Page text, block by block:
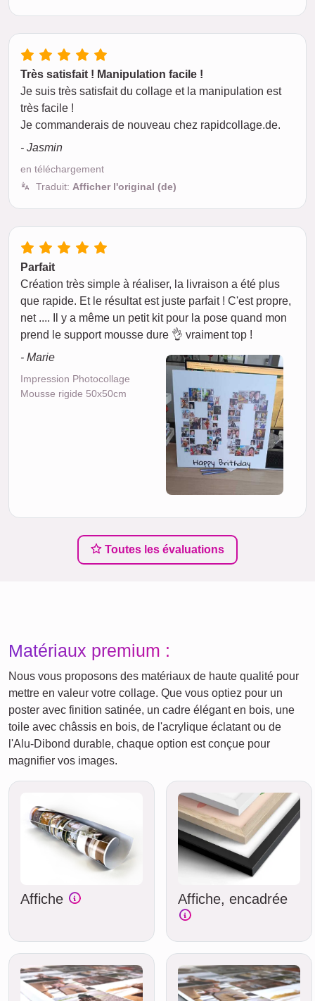
Très satisfait ! Manipulation facile !
Je suis très satisfait du collage et la manipulation est
très facile !
Je commanderais de nouveau chez rapidcollage.de.
- Jasmin
en téléchargement
Traduit: Afficher l'original (de)
Parfait
Création très simple à réaliser, la livraison a été plus
que rapide. Et le résultat est juste parfait ! C'est propre,
net .... Il y a même un petit kit pour la pose quand mon
prend le support mousse dure 👌 vraiment top !
- Marie
Impression Photocollage
Mousse rigide 50x50cm
Toutes les évaluations
Matériaux premium :
Nous vous proposons des matériaux de haute qualité pour
mettre en valeur votre collage. Que vous optiez pour un
poster avec finition satinée, un cadre élégant en bois, une
toile avec châssis en bois, de l'acrylique éclatant ou de
l'Alu-Dibond durable, chaque option est conçue pour
magnifier vos images.
Affiche Affiche, encadrée